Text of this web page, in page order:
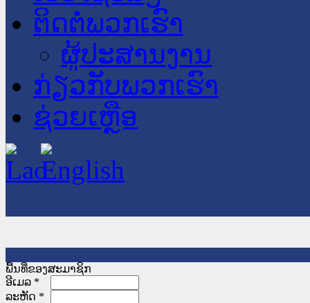
ຕິດຕໍ່ພວກເຮົາ
ຜູ້ປະສານງານ
ກ່ຽວກັບພວກເຮົາ
ຊ່ວຍເຫຼືອ
ພື້ນທີ່ຂອງສະມາຊິກ
ອີເມລ *
ລະຫັດ *